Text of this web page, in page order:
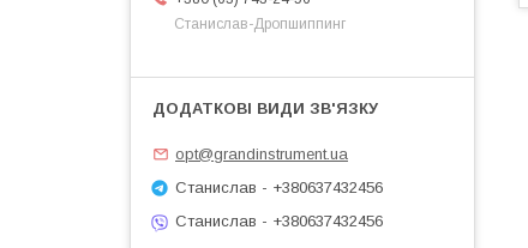
Станислав-Дропшиппинг
opt@grandinstrument.ua
Станислав - +380637432456
Станислав - +380637432456